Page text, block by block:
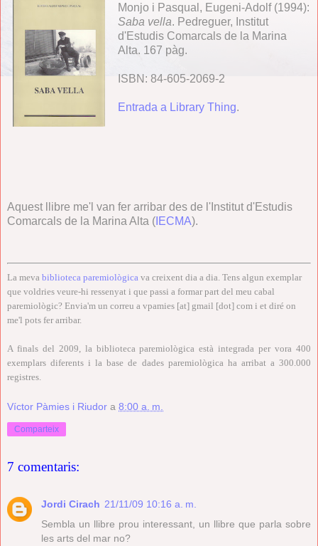
Monjo i Pasqual, Eugeni-Adolf (1994):
Saba vella. Pedreguer, Institut
d'Estudis Comarcals de la Marina
Alta. 167 pàg.
ISBN: 84-605-2069-2
Entrada a Library Thing.
Aquest llibre me'l van fer arribar des de l'Institut d'Estudis
Comarcals de la Marina Alta ( IECMA).
La meva biblioteca paremiològica va creixent dia a dia. Tens algun exemplar
que voldries veure-hi ressenyat i que passi a formar part del meu cabal
paremiològic? Envia'm un correu a vpamies [at] gmail [dot] com i et diré on
me'l pots fer arribar.
A finals del 2009, la biblioteca paremiològica està integrada per vora 400
exemplars diferents i la base de dades paremiològica ha arribat a 300.000
registres.
Víctor Pàmies i Riudor a 8:00 a. m.
Comparteix
7 comentaris:
Jordi Cirach 21/11/09 10:16 a. m.
Sembla un llibre prou interessant, un llibre que parla sobre
les arts del mar no?